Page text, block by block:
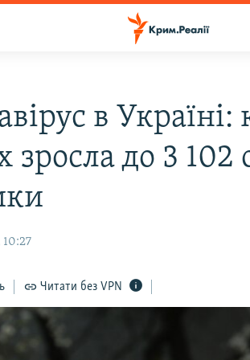
в Україні:
зросла до 3 102
10:27
Читати без VPN